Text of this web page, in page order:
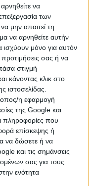
να
των
μην απαιτεί τη
να αρνηθείτε αυτήν
ισχύουν μόνο για αυτόν
προτιμήσεις σας ή να
στιγμή
κάνοντας κλικ στο
ιστοσελίδας.
η εφαρμογή
της Google και
πληροφορίες που
επίσκεψης ή
να δώσετε ή να
και τις σημάνσεις
σας για τους
ενότητα
του Πανεπιστημίου
'Αντριου
στο
αίματος της
κύτταρα που
όταν
σημαντικές
έως τώρα
να
των
αγνοώντας τα
που δεν είναι
εργαστηριακές